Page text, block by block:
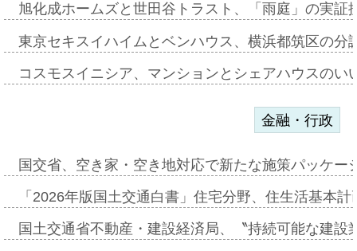
旭化成ホームズと世田谷トラスト、「雨庭」の実
東京セキスイハイムとベンハウス、横浜都筑区の
コスモスイニシア、マンションとシェアハウスの
金融・行政
国交省、空き家・空き地対応で新たな施策パッケ
「2026年版国土交通白書」住宅分野、住生活基本
国土交通省不動産・建設経済局、〝持続可能な建